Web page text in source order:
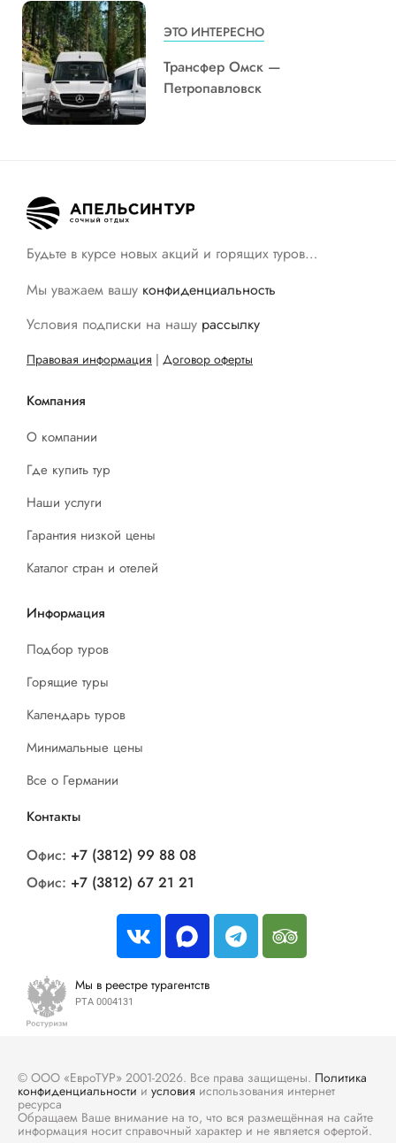
ЭТО ИНТЕРЕСНО
Трансфер Омск —
Петропавловск
Будьте в курсе новых акций и горящих туров…
Мы уважаем вашу конфиденциальность
Условия подписки на нашу рассылку
Правовая информация | Договор оферты
Компания
О компании
Где купить тур
Наши услуги
Гарантия низкой цены
Каталог стран и отелей
Информация
Подбор туров
Горящие туры
Календарь туров
Минимальные цены
Все о Германии
Контакты
Офис: +7 (3812) 99 88 08
Офис: +7 (3812) 67 21 21
Мы в реестре турагентств
РТА 0004131
© ООО «ЕвроТУР» 2001-2026. Все права защищены. Политика
конфиденциальности и условия использования интернет
ресурса
Обращаем Ваше внимание на то, что вся размещённая на сайте
информация носит справочный характер и не является офертой.